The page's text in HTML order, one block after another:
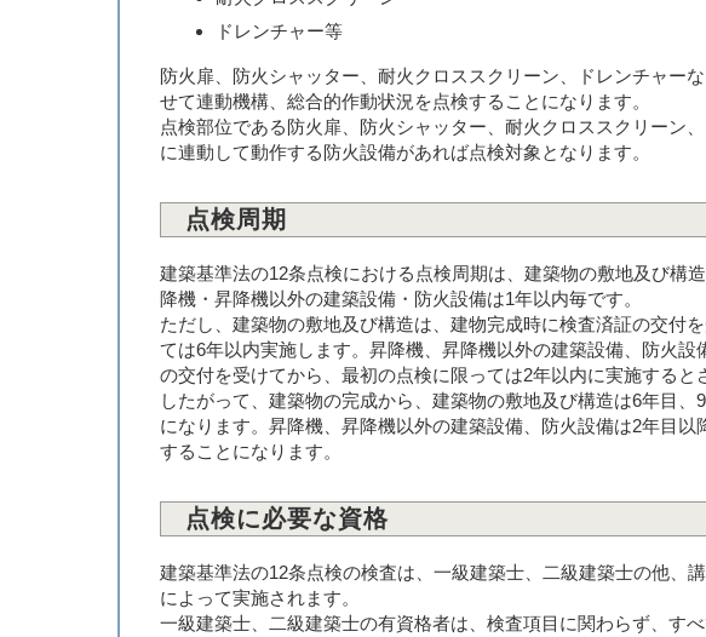
ドレンチャー等
防火扉、防火シャッター、耐火クロススクリーン、ドレンチャー
せて連動機構、総合的作動状況を点検することになります。
点検部位である防火扉、防火シャッター、耐火クロススクリーン
に連動して動作する防火設備があれば点検対象となります。
点検周期
建築基準法の12条点検における点検周期は、建築物の敷地及び構
降機・昇降機以外の建築設備・防火設備は1年以内毎です。
ただし、建築物の敷地及び構造は、建物完成時に検査済証の交付
ては6年以内実施します。昇降機、昇降機以外の建築設備、防火設
の交付を受けてから、最初の点検に限っては2年以内に実施すると
したがって、建築物の完成から、建築物の敷地及び構造は6年目、
になります。昇降機、昇降機以外の建築設備、防火設備は2年目以
することになります。
点検に必要な資格
建築基準法の12条点検の検査は、一級建築士、二級建築士の他、
によって実施されます。
一級建築士、二級建築士の有資格者は、検査項目に関わらず、すべ